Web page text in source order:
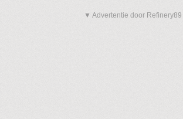
▼ Advertentie door Refinery89